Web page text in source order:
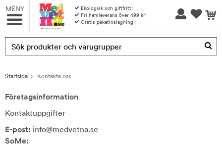
MENY
Ekologisk och giftfritt!
Fri hemleverans över 499 kr!
Gratis paketinslagning!
Produkten har blivit tillagd i varukorgen
Startsida Kontakta oss
Företagsinformation
Kontaktuppgifter
E-post: info@medvetna.se
SoMe: